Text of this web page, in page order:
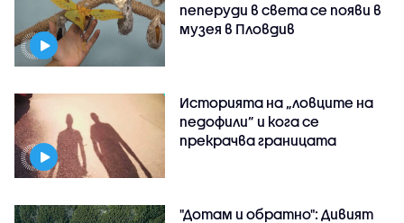
пеперуди в света се появи в
музея в Пловдив
Историята на „ловците на
педофили” и кога се
прекрачва границата
"Дотам и обратно": Дивият